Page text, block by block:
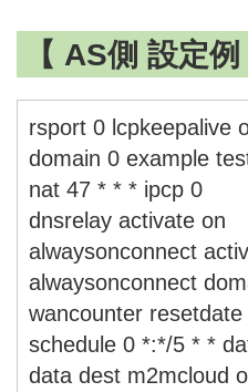
【 AS側 設定例
rsport 0 lcpkeepalive
domain 0 example
nat 47 * * * ipcp 0
dnsrelay activate on
alwaysonconnect
alwaysonconnect
wancounter resetdate
schedule 0 *:*/5 * *
data dest m2mcloud